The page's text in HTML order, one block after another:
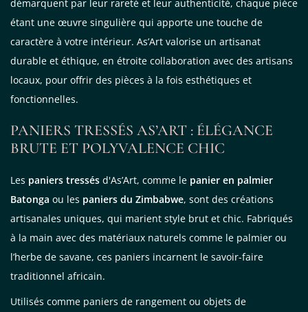
démarquent par leur rareté et leur authenticité, chaque pièce
étant une œuvre singulière qui apporte une touche de
caractère à votre intérieur. As’Art valorise un artisanat
durable et éthique, en étroite collaboration avec des artisans
locaux, pour offrir des pièces à la fois esthétiques et
fonctionnelles.
PANIERS TRESSÉS AS’ART : ÉLÉGANCE
BRUTE ET POLYVALENCE CHIC
Les paniers tressés d'As’Art, comme le panier en palmier
Batonga ou les paniers du Zimbabwe, sont des créations
artisanales uniques, qui marient style brut et chic. Fabriqués
à la main avec des matériaux naturels comme le palmier ou
l’herbe de savane, ces paniers incarnent le savoir-faire
traditionnel africain.
Utilisés comme paniers de rangement ou objets de
Je consens aussi à recevoir les offres
confidentialité.
confidentialité
conditions d'utilisation